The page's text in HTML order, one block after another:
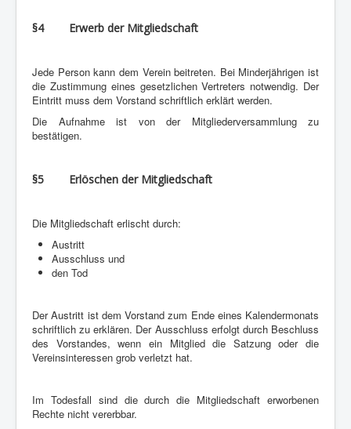
§4 Erwerb der Mitgliedschaft
Jede Person kann dem Verein beitreten. Bei Minderjährigen ist
die Zustimmung eines gesetzlichen Vertreters notwendig. Der
Eintritt muss dem Vorstand schriftlich erklärt werden.
Die Aufnahme ist von der Mitgliederversammlung zu
bestätigen.
§5 Erlöschen der Mitgliedschaft
Die Mitgliedschaft erlischt durch:
Austritt
Ausschluss und
den Tod
Der Austritt ist dem Vorstand zum Ende eines Kalendermonats
schriftlich zu erklären. Der Ausschluss erfolgt durch Beschluss
des Vorstandes, wenn ein Mitglied die Satzung oder die
Vereinsinteressen grob verletzt hat.
Im Todesfall sind die durch die Mitgliedschaft erworbenen
Rechte nicht vererbbar.